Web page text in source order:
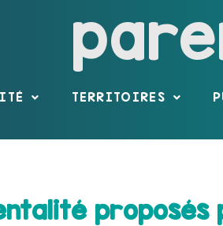
TERRITOIRES
proposés